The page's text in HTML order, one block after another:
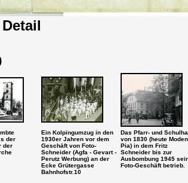
der
der
Ein Kolpingumzug in den
1930er Jahren vor dem
Geschäft von Foto-
Schneider (Agfa - Gevart -
Perutz Werbung) an der
Ecke Grütergasse
Bahnhofstr.10
Das Pfarr- und
von 1830 (heute Moden
Pia) in dem Fritz
Schneider bis zur
Ausbombung 1945 sein
Foto-Geschäft betrieb.